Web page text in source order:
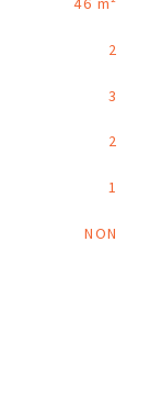
2
3
2
1
NON